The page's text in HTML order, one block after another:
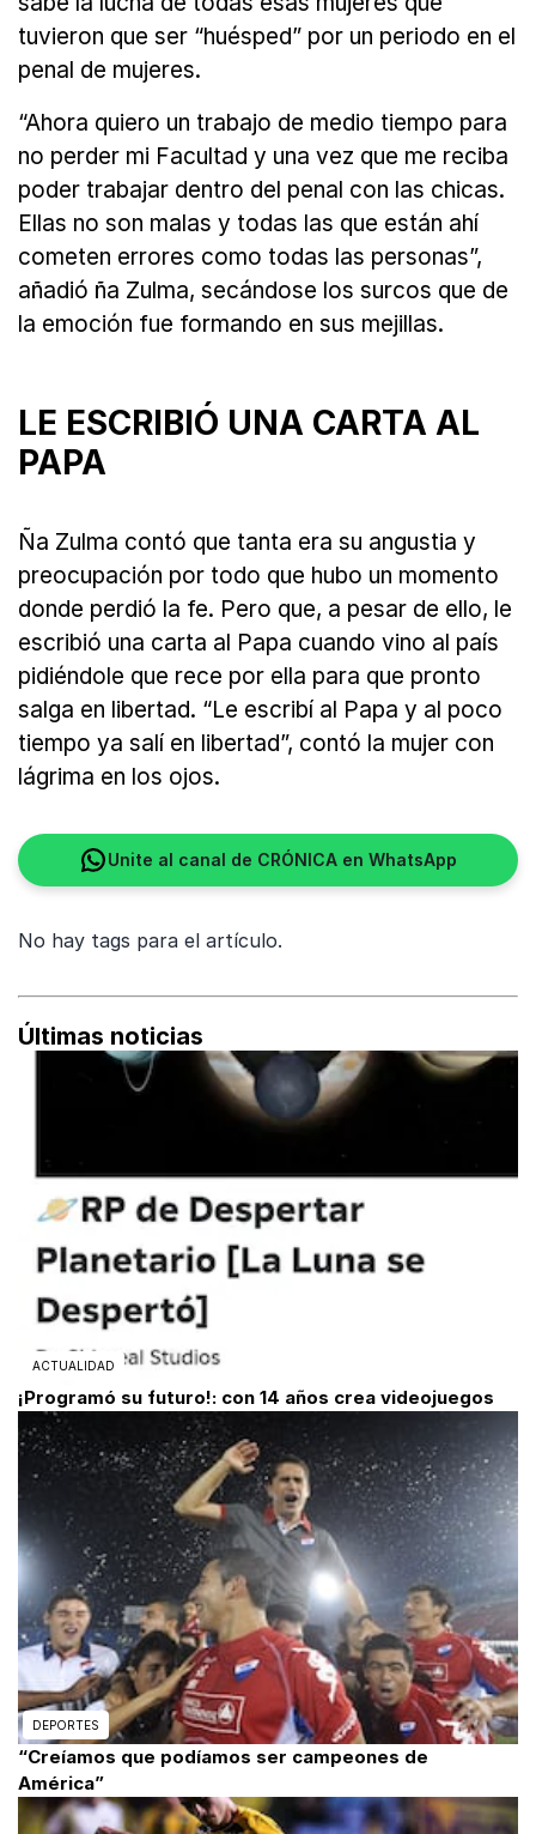
tuvieron que ser “huésped” por un periodo en el
penal de mujeres.
“Ahora quiero un trabajo de medio tiempo para
no perder mi Facultad y una vez que me reciba
poder trabajar dentro del penal con las chicas.
Ellas no son malas y todas las que están ahí
cometen errores como todas las personas”,
añadió ña Zulma, secándose los surcos que de
la emoción fue formando en sus mejillas.
LE ESCRIBIÓ UNA CARTA AL
PAPA
Ña Zulma contó que tanta era su angustia y
preocupación por todo que hubo un momento
donde perdió la fe. Pero que, a pesar de ello, le
escribió una carta al Papa cuando vino al país
pidiéndole que rece por ella para que pronto
salga en libertad. “Le escribí al Papa y al poco
tiempo ya salí en libertad”, contó la mujer con
lágrima en los ojos.
Unite al canal de CRÓNICA en WhatsApp
No hay tags para el artículo.
Últimas noticias
ACTUALIDAD
¡Programó su futuro!: con 14 años crea videojuegos
DEPORTES
“Creíamos que podíamos ser campeones de
América”